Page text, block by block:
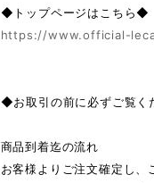
◆トップページはこちら◆
https://www.official-
◆お取引の前に必ずご覧
商品到着迄の流れ
お客様よりご注文確定し、